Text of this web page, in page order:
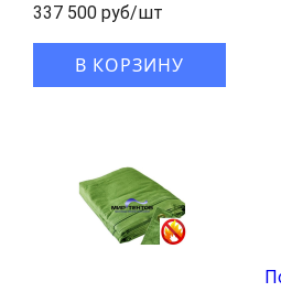
337 500 руб/шт
В КОРЗИНУ